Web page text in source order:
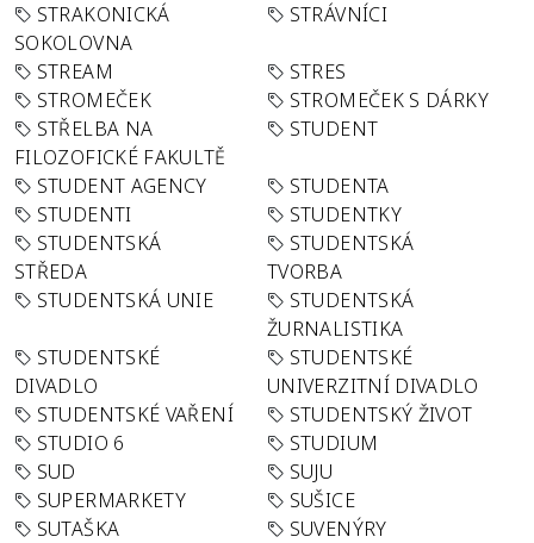
STRAKONICKÁ
SOKOLOVNA
STRÁVNÍCI
STREAM
STRES
STROMEČEK
STROMEČEK S DÁRKY
STŘELBA NA
FILOZOFICKÉ FAKULTĚ
STUDENT
STUDENT AGENCY
STUDENTA
STUDENTI
STUDENTKY
STUDENTSKÁ
STŘEDA
STUDENTSKÁ
TVORBA
STUDENTSKÁ UNIE
STUDENTSKÁ
ŽURNALISTIKA
STUDENTSKÉ
DIVADLO
STUDENTSKÉ
UNIVERZITNÍ DIVADLO
STUDENTSKÉ VAŘENÍ
STUDENTSKÝ ŽIVOT
STUDIO 6
STUDIUM
SUD
SUJU
SUPERMARKETY
SUŠICE
SUTAŠKA
SUVENÝRY